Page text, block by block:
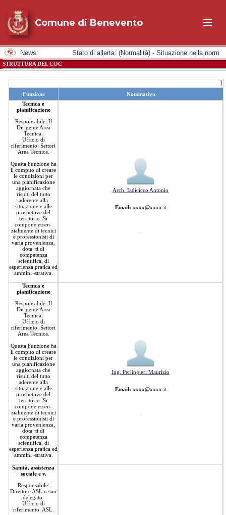
Comune di Benevento
News: Stato di allerta: (Normalità) - Situazione nella
STRUTTURA DEL COC